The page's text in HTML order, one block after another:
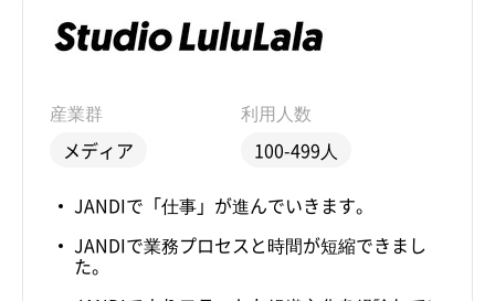
産業群
メディア
利用人数
100-499人
JANDIで「仕事」が進んでいきます。
JANDIで業務プロセスと時間が短縮できまし
た。